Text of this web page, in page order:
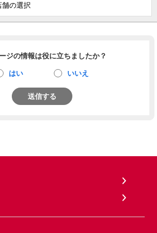
舗の選択
ジの情報は役に立ちましたか？
はい いいえ
送信する